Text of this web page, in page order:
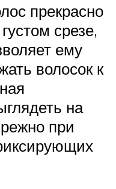
прекрасно
срезе,
ему
волосок к
на
при